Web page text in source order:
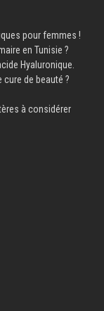
pour femmes !
en Tunisie ?
Hyaluronique.
de beauté ?
à considérer